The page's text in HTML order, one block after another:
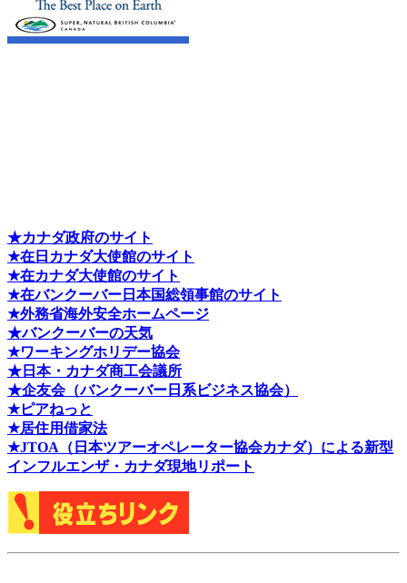
★カナダ政府のサイト
★在日カナダ大使館のサイト
★在カナダ大使館のサイト
★在バンクーバー日本国総領事館のサイト
★外務省海外安全ホームページ
★バンクーバーの天気
★ワーキングホリデー協会
★日本・カナダ商工会議所
★企友会（バンクーバー日系ビジネス協会）
★ピアねっと
★居住用借家法
★JTOA（日本ツアーオペレーター協会カナダ）による新型
インフルエンザ・カナダ現地リポート